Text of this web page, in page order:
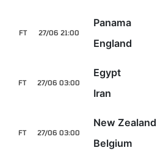
27/06 21:00
FT
Panama
England
27/06 03:00
FT
Egypt
Iran
27/06 03:00
FT
New Zealand
Belgium